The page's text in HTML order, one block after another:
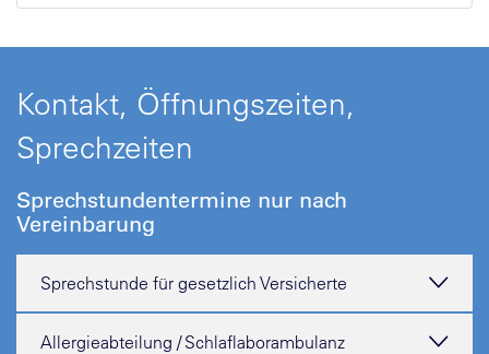
Kontakt, Öffnungszeiten,
Sprechzeiten
Sprechstundentermine nur nach
Vereinbarung
Sprechstunde für gesetzlich Versicherte
Allergieabteilung / Schlaflaborambulanz